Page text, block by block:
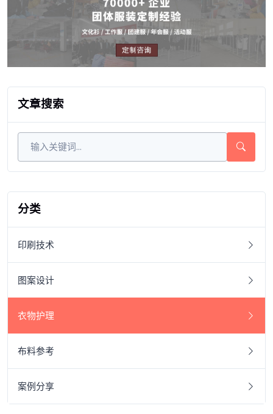
文章搜索
分类
印刷技术
图案设计
衣物护理
布料参考
案例分享